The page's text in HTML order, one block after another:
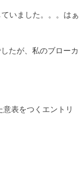
いました。。。はぁ
たが、私のブローカ
表をつくエントリ